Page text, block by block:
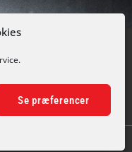
Se præferencer